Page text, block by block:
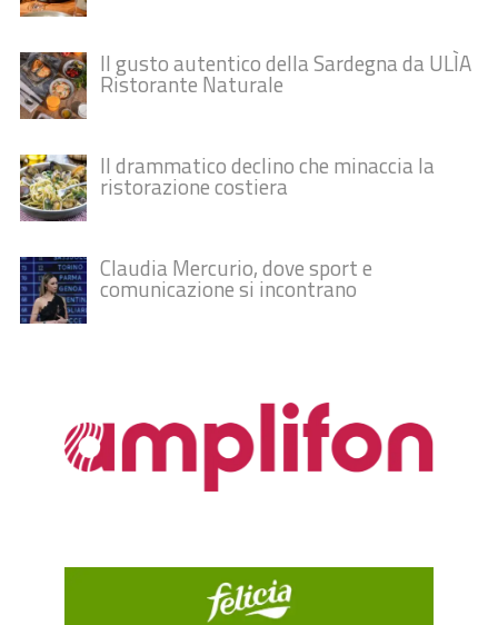
Il gusto autentico della Sardegna da ULÌA
Ristorante Naturale
Il drammatico declino che minaccia la
ristorazione costiera
Claudia Mercurio, dove sport e
comunicazione si incontrano